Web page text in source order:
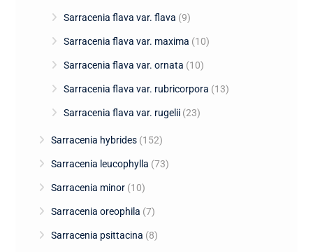
Sarracenia flava var. flava (9)
Sarracenia flava var. maxima (10)
Sarracenia flava var. ornata (10)
Sarracenia flava var. rubricorpora (13)
Sarracenia flava var. rugelii (23)
Sarracenia hybrides (152)
Sarracenia leucophylla (73)
Sarracenia minor (10)
Sarracenia oreophila (7)
Sarracenia psittacina (8)